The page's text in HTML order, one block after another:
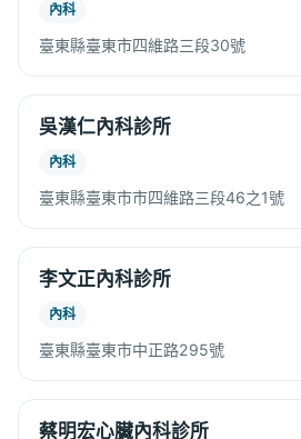
內科
臺東縣臺東市四維路三段30號
吳漢仁內科診所
內科
臺東縣臺東市市四維路三段46之1號
李文正內科診所
內科
臺東縣臺東市中正路295號
蔡明宏心臟內科診所